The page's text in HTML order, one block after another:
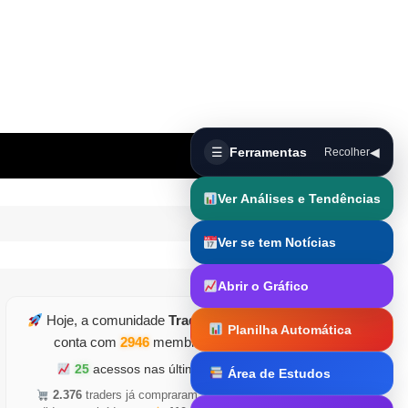
Trader Runner
Hoje, a comunidade TraderDicas.com
conta com 2946membros ativos
25acessos nas últimas horas
2.376 traders já compraram •
5.126
☰ Ferramentas Recolher◀
Ver Análises e Tendências
Ver se tem Notícias
Abrir o Gráfico
Planilha Automática
Área de Estudos